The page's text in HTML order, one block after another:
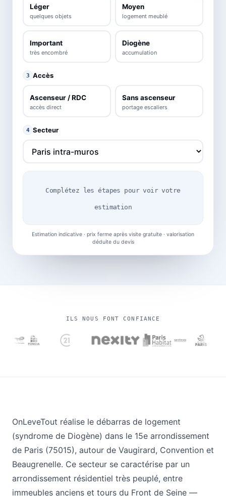
Léger
quelques objets
Moyen
logement meublé
Important
très encombré
Diogène
accumulation
3 Accès
Ascenseur / RDC
accès direct
Sans ascenseur
portage escaliers
4 Secteur
Complétez les étapes pour voir votre
estimation
Estimation indicative · prix ferme après visite gratuite · valorisation
déduite du devis
ILS NOUS FONT CONFIANCE
OnLeveTout réalise le débarras de logement
(syndrome de Diogène) dans le 15e arrondissement
de Paris (75015), autour de Vaugirard, Convention et
Beaugrenelle. Ce secteur se caractérise par un
arrondissement résidentiel très peuplé, entre
immeubles anciens et tours du Front de Seine —